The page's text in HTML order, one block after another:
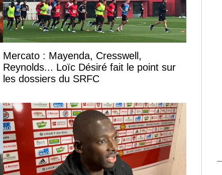
Mercato : Mayenda, Cresswell,
Reynolds... Loïc Désiré fait le point sur
les dossiers du SRFC